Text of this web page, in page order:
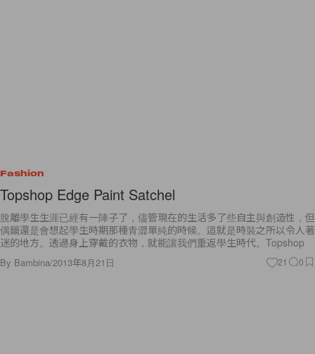
Fashion
Topshop Edge Paint Satchel
脫離學生生涯已經有一陣子了，儘管現在的生活多了些自主與創造性，但
偶爾還是會想起學生時期那種青澀單純的時候。這就是時裝之所以令人著
迷的地方。透過身上穿戴的衣物，就能讓我們重返學生時代。Topshop
By Bambina/2013年8月21日 21 0